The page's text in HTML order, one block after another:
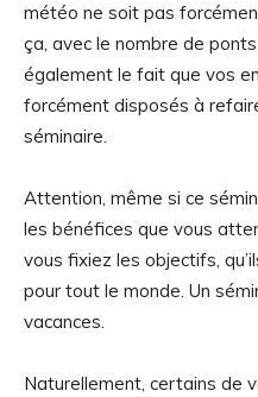
météo ne soit pas
ça, avec le nombre de
également le fait que vos
forcément disposés à
séminaire.
Attention, même si ce
les bénéfices que vous
vous fixiez les objectifs,
pour tout le monde. Un
vacances.
Naturellement, certains de